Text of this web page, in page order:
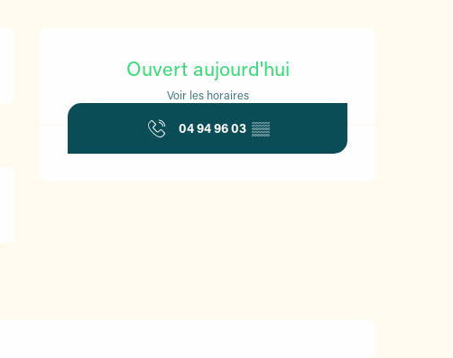
Ouvert aujourd'hui
Voir les horaires
04 94 96 03 ▒▒